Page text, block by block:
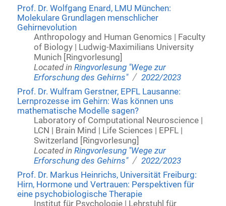
Prof. Dr. Wolfgang Enard, LMU München:
Molekulare Grundlagen menschlicher
Gehirnevolution
Anthropology and Human Genomics | Faculty
of Biology | Ludwig-Maximilians University
Munich [Ringvorlesung]
Located inRingvorlesung "Wege zur
Erforschung des Gehirns" / 2022/2023
Prof. Dr. Wulfram Gerstner, EPFL Lausanne:
Lernprozesse im Gehirn: Was können uns
mathematische Modelle sagen?
Laboratory of Computational Neuroscience |
LCN | Brain Mind | Life Sciences | EPFL |
Switzerland [Ringvorlesung]
Located inRingvorlesung "Wege zur
Erforschung des Gehirns" / 2022/2023
Prof. Dr. Markus Heinrichs, Universität Freiburg:
Hirn, Hormone und Vertrauen: Perspektiven für
eine psychobiologische Therapie
Institut für Psychologie | Lehrstuhl für